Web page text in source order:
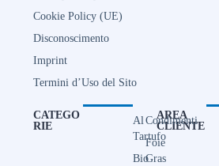
Cookie Policy (UE)
Disconoscimento
Imprint
Termini d’Uso del Sito
CATEGO
RIE
Al
Tartufo
Bio
Condimenti
Foie
Gras
AREA
CLIENTE